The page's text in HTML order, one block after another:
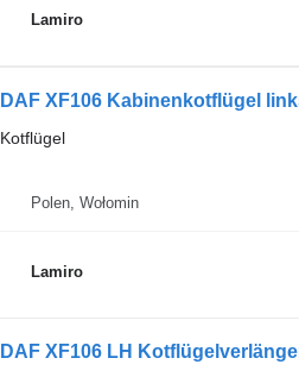
Lamiro
DAF XF106 Kabinenkotflügel
Kotflügel
Polen, Wołomin
Lamiro
DAF XF106 LH